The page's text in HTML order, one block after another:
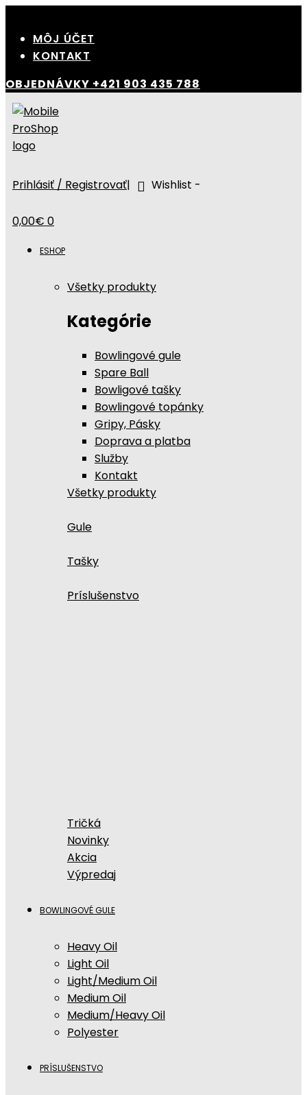
content
MÔJ ÚČET
KONTAKT
OBJEDNÁVKY +421 903 435 788
Prihlásiť / Registrovať| Wishlist -
0,00€ 0
ESHOP
Všetky produkty
Kategórie
Bowlingové gule
Spare Ball
Bowligové tašky
Bowlingové topánky
Gripy, Pásky
Doprava a platba
Služby
Kontakt
Všetky produkty
Gule
Tašky
Príslušenstvo
Tričká
Novinky
Akcia
Výpredaj
BOWLINGOVÉ GULE
Heavy Oil
Light Oil
Light/Medium Oil
Medium Oil
Medium/Heavy Oil
Polyester
PRÍSLUŠENSTVO